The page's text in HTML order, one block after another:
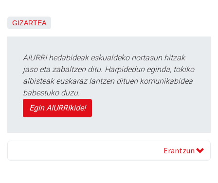
GIZARTEA
AIURRI hedabideak eskualdeko nortasun hitzak
jaso eta zabaltzen ditu. Harpidedun eginda, tokiko
albisteak euskaraz lantzen dituen komunikabidea
babestuko duzu.
Egin AIURRIkide!
Erantzun